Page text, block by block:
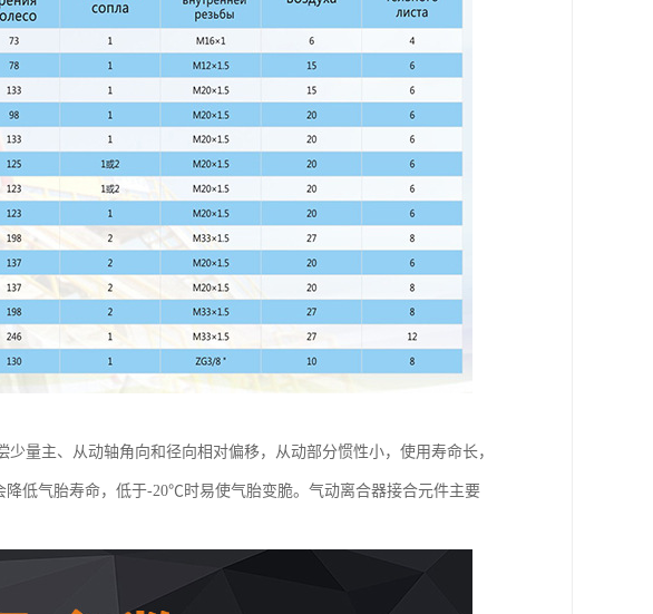
量主、从动轴角向和径向相对偏移，从动部分惯性小，使用寿命长，
低气胎寿命，低于-20℃时易使气胎变脆。气动离合器接合元件主要